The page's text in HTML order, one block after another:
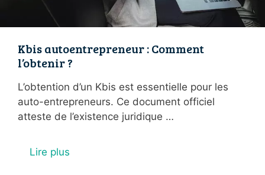
Kbis autoentrepreneur : Comment
l’obtenir ?
L’obtention d’un Kbis est essentielle pour les
auto-entrepreneurs. Ce document officiel
atteste de l’existence juridique …
Lire plus